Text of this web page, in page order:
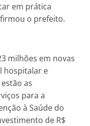
em prática
o prefeito.
milhões em novas
hospitalar e
as
para a
à Saúde do
de R$